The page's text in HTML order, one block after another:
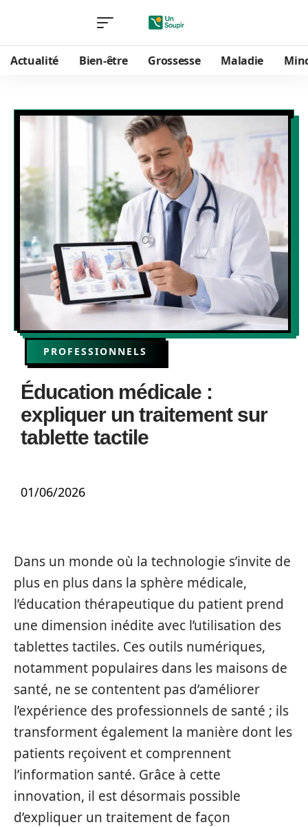
Actualité Bien-être Grossesse Maladie
PROFESSIONNELS
Éducation médicale :
expliquer un traitement sur
tablette tactile
01/06/2026
Dans un monde où la technologie s’invite de
plus en plus dans la sphère médicale,
l’éducation thérapeutique du patient prend
une dimension inédite avec l’utilisation des
tablettes tactiles. Ces outils numériques,
notamment populaires dans les maisons de
santé, ne se contentent pas d’améliorer
l’expérience des professionnels de santé ; ils
transforment également la manière dont les
patients reçoivent et comprennent
l’information santé. Grâce à cette
innovation, il est désormais possible
d’expliquer un traitement de façon